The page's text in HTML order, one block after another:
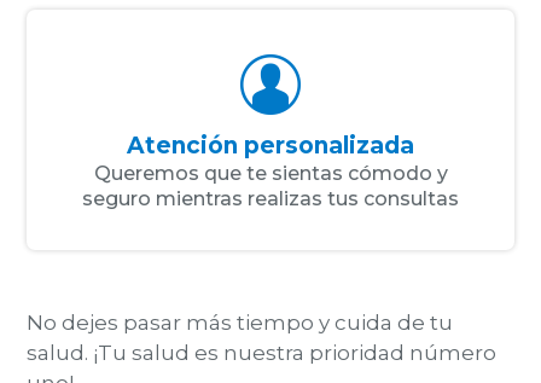
Atención personalizada
Queremos que te sientas cómodo y
seguro mientras realizas tus consultas
No dejes pasar más tiempo y cuida de tu
salud. ¡Tu salud es nuestra prioridad número